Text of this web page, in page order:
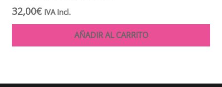
32,00€ IVA Incl.
AÑADIR AL CARRITO